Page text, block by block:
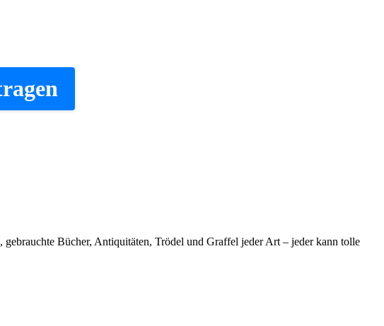
Bücher, Antiquitäten, Trödel und Graffel jeder Art – jeder kann tolle